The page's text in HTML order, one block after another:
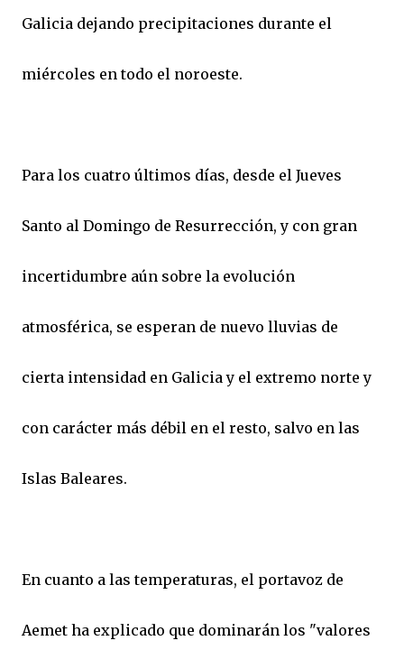
Galicia dejando precipitaciones durante el
miércoles en todo el noroeste.
Para los cuatro últimos días, desde el Jueves
Santo al Domingo de Resurrección, y con gran
incertidumbre aún sobre la evolución
atmosférica, se esperan de nuevo lluvias de
cierta intensidad en Galicia y el extremo norte y
con carácter más débil en el resto, salvo en las
Islas Baleares.
En cuanto a las temperaturas, el portavoz de
Aemet ha explicado que dominarán los "valores